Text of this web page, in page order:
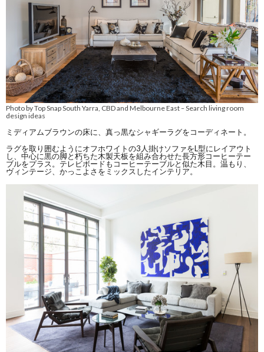
Photo by Top Snap South Yarra, CBD and Melbourne East–Search living room
design ideas
ミディアムブラウンの床に、真っ黒なシャギーラグをコーディネート。
ラグを取り囲むようにオフホワイトの3人掛けソファをL型にレイアウト
し、中心に黒の脚と朽ちた木製天板を組み合わせた長方形コーヒーテー
ブルをプラス。テレビボードもコーヒーテーブルと似た木目。温もり、
ヴィンテージ、かっこよさをミックスしたインテリア。